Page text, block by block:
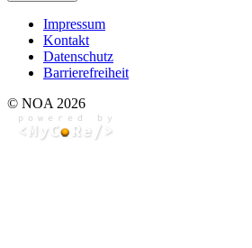
Impressum
Kontakt
Datenschutz
Barrierefreiheit
© NOA 2026